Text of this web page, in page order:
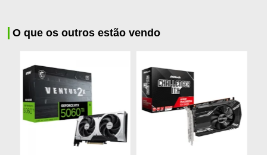
O que os outros estão vendo